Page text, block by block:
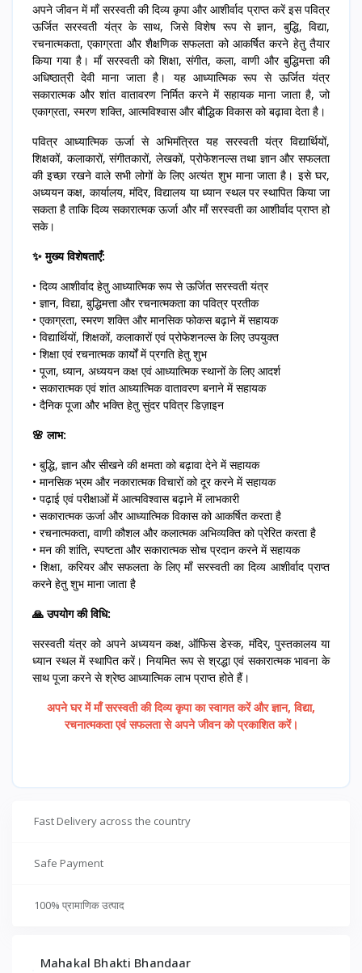
अपने जीवन में माँ सरस्वती की दिव्य कृपा और आशीर्वाद प्राप्त करें इस पवित्र
ऊर्जित सरस्वती यंत्र के साथ, जिसे विशेष रूप से ज्ञान, बुद्धि, विद्या,
रचनात्मकता, एकाग्रता और शैक्षणिक सफलता को आकर्षित करने हेतु तैयार
किया गया है। माँ सरस्वती को शिक्षा, संगीत, कला, वाणी और बुद्धिमत्ता की
अधिष्ठात्री देवी माना जाता है। यह आध्यात्मिक रूप से ऊर्जित यंत्र
सकारात्मक और शांत वातावरण निर्मित करने में सहायक माना जाता है, जो
एकाग्रता, स्मरण शक्ति, आत्मविश्वास और बौद्धिक विकास को बढ़ावा देता है।
पवित्र आध्यात्मिक ऊर्जा से अभिमंत्रित यह सरस्वती यंत्र विद्यार्थियों,
शिक्षकों, कलाकारों, संगीतकारों, लेखकों, प्रोफेशनल्स तथा ज्ञान और सफलता
की इच्छा रखने वाले सभी लोगों के लिए अत्यंत शुभ माना जाता है। इसे घर,
अध्ययन कक्ष, कार्यालय, मंदिर, विद्यालय या ध्यान स्थल पर स्थापित किया जा
सकता है ताकि दिव्य सकारात्मक ऊर्जा और माँ सरस्वती का आशीर्वाद प्राप्त हो
सके।
✨ मुख्य विशेषताएँ:
• दिव्य आशीर्वाद हेतु आध्यात्मिक रूप से ऊर्जित सरस्वती यंत्र
• ज्ञान, विद्या, बुद्धिमत्ता और रचनात्मकता का पवित्र प्रतीक
• एकाग्रता, स्मरण शक्ति और मानसिक फोकस बढ़ाने में सहायक
• विद्यार्थियों, शिक्षकों, कलाकारों एवं प्रोफेशनल्स के लिए उपयुक्त
• शिक्षा एवं रचनात्मक कार्यों में प्रगति हेतु शुभ
• पूजा, ध्यान, अध्ययन कक्ष एवं आध्यात्मिक स्थानों के लिए आदर्श
• सकारात्मक एवं शांत आध्यात्मिक वातावरण बनाने में सहायक
• दैनिक पूजा और भक्ति हेतु सुंदर पवित्र डिज़ाइन
🌸 लाभ:
• बुद्धि, ज्ञान और सीखने की क्षमता को बढ़ावा देने में सहायक
• मानसिक भ्रम और नकारात्मक विचारों को दूर करने में सहायक
• पढ़ाई एवं परीक्षाओं में आत्मविश्वास बढ़ाने में लाभकारी
• सकारात्मक ऊर्जा और आध्यात्मिक विकास को आकर्षित करता है
• रचनात्मकता, वाणी कौशल और कलात्मक अभिव्यक्ति को प्रेरित करता है
• मन की शांति, स्पष्टता और सकारात्मक सोच प्रदान करने में सहायक
• शिक्षा, करियर और सफलता के लिए माँ सरस्वती का दिव्य आशीर्वाद प्राप्त
करने हेतु शुभ माना जाता है
🙏 उपयोग की विधि:
सरस्वती यंत्र को अपने अध्ययन कक्ष, ऑफिस डेस्क, मंदिर, पुस्तकालय या
ध्यान स्थल में स्थापित करें। नियमित रूप से श्रद्धा एवं सकारात्मक भावना के
साथ पूजा करने से श्रेष्ठ आध्यात्मिक लाभ प्राप्त होते हैं।
अपने घर में माँ सरस्वती की दिव्य कृपा का स्वागत करें और ज्ञान, विद्या,
रचनात्मकता एवं सफलता से अपने जीवन को प्रकाशित करें।
Fast Delivery across the country
Safe Payment
100% प्रामाणिक उत्पाद
Mahakal Bhakti Bhandaar